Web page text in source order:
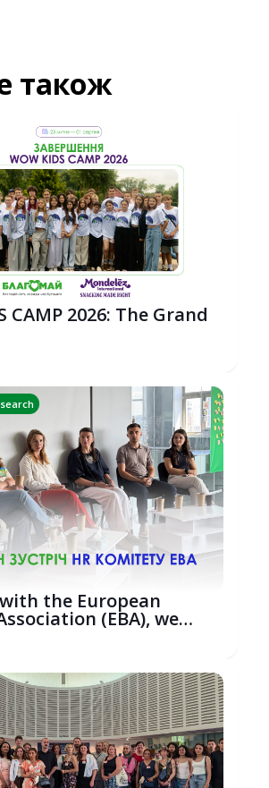
також
CAMP 2026: The Grand
the European
(EBA), we